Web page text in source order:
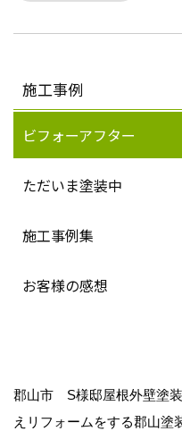
施工事例
ビフォーアフター
ただいま塗装中
施工事例集
お客様の感想
郡山市 S様邸屋根外壁塗
えリフォームをする郡山塗